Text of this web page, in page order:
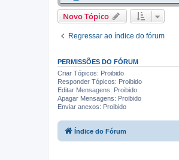
Novo Tópico
Regressar ao índice do fórum
PERMISSÕES DO FÓRUM
Criar Tópicos: Proibido
Responder Tópicos: Proibido
Editar Mensagens: Proibido
Apagar Mensagens: Proibido
Enviar anexos: Proibido
Índice do Fórum